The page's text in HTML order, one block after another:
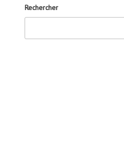
Rechercher